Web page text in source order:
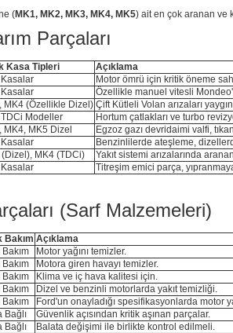
(MK1, MK2, MK3, MK4, MK5) ait en çok aranan ve
Parçaları
Kasa Tipleri
Açıklama
Motor ömrü için kritik öneme
Özellikle manuel vitesli
MK4 (Özellikle Dizel) Çift Kütleli Volan arızaları
Modeller
Hortum çatlakları ve turbo
MK4, MK5 Dizel
Egzoz gazı devridaimi valfi,
Benzinlilerde ateşleme,
(Dizel), MK4 (TDCi)
Yakıt sistemi arızalarında
Titreşim emici parça,
(Sarf Malzemeleri)
Bakım Açıklama
Motor yağını temizler.
Motora giren havayı temizler.
Klima ve iç hava kalitesi için.
Dizel ve benzinli motorlarda yakıt temizliği.
Ford'un onayladığı spesifikasyonlarda motor
Bağlı
Güvenlik açısından kritik aşınan parçalar.
Bağlı Balata değişimi ile birlikte kontrol edilmeli.